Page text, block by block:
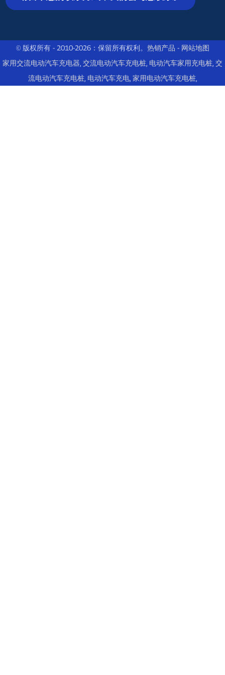
© 版权所有 - 2010-2026：保留所有权利。 热销产品 - 网站地图
家用交流电动汽车充电器, 交流电动汽车充电桩, 电动汽车家用充电桩, 交
流电动汽车充电桩, 电动汽车充电, 家用电动汽车充电桩,